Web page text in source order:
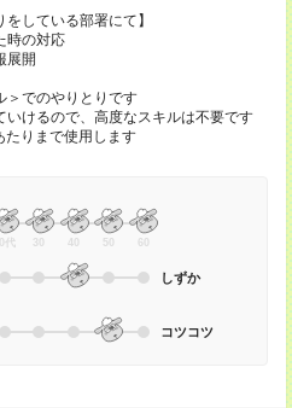
している部署にて】
時の対応
展開
＞でのやりとりです
いけるので、高度なスキルは不要です
たりまで使用します
代 30 40 50 60
しずか
コツコツ